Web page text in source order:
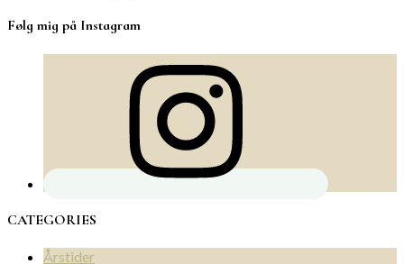
Følg mig på Instagram
CATEGORIES
Årstider